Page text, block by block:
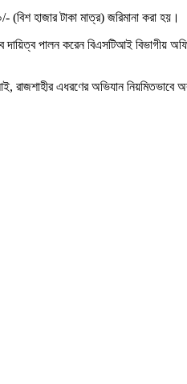
হাজার টাকা মাত্র) জরিমানা করা হয়।
পালন করেন বিএসটিআই বিভাগীয়
রাজশাহীর এধরণের অভিযান নিয়মিতভাবে